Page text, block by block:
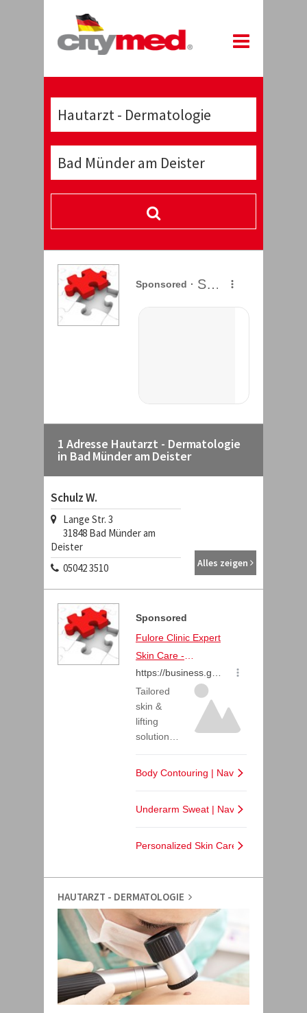
1 Adresse Hautarzt - Dermatologie
in Bad Münder am Deister
Schulz W.
Lange Str. 3
31848 Bad Münder am
Deister
05042 3510
Alles zeigen
HAUTARZT - DERMATOLOGIE